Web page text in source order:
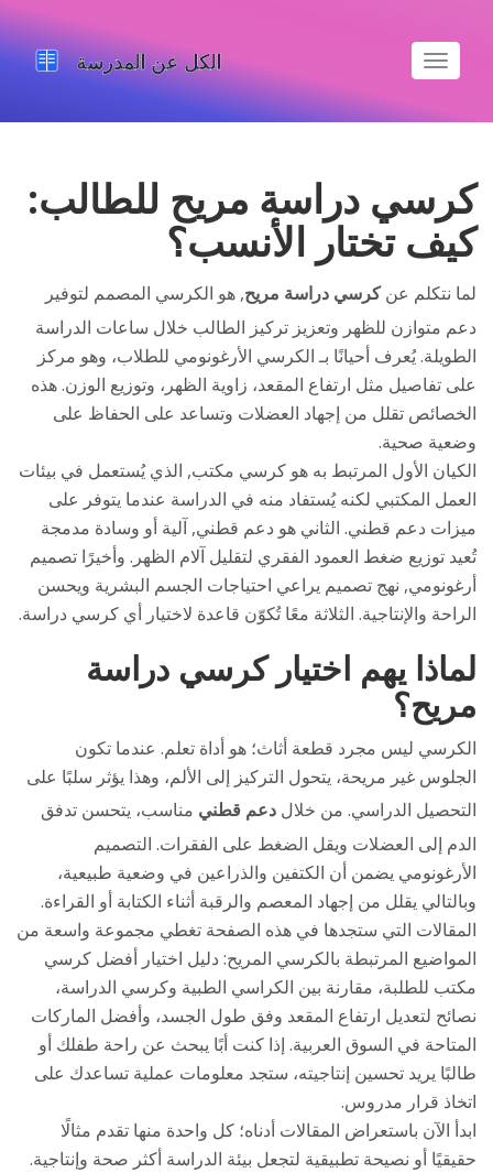
تبديل
الملاحة
كرسي دراسة مريح للطالب:
كيف تختار الأنسب؟
لما نتكلم عنكرسي دراسة مريح, هو الكرسي المصمم لتوفير
دعم متوازن للظهر وتعزيز تركيز الطالب خلال ساعات الدراسة
الطويلة. يُعرف أحيانًا بـالكرسي الأرغونومي للطلاب، وهو مركز
على تفاصيل مثل ارتفاع المقعد، زاوية الظهر، وتوزيع الوزن. هذه
الخصائص تقلل من إجهاد العضلات وتساعد على الحفاظ على
وضعية صحية.
الكيان الأول المرتبط به هو كرسي مكتب, الذي يُستعمل في بيئات
العمل المكتبي لكنه يُستفاد منه في الدراسة عندما يتوفر على
ميزات دعم قطني. الثاني هو دعم قطني, آلية أو وسادة مدمجة
تُعيد توزيع ضغط العمود الفقري لتقليل آلام الظهر . وأخيرًا تصميم
أرغونومي, نهج تصميم يراعي احتياجات الجسم البشرية ويحسن
الراحة والإنتاجية. الثلاثة معًا تُكوّن قاعدة لاختيار أي كرسي دراسة.
لماذا يهم اختيار كرسي دراسة
مريح؟
الكرسي ليس مجرد قطعة أثاث؛ هو أداة تعلم. عندما تكون
الجلوس غير مريحة، يتحول التركيز إلى الألم، وهذا يؤثر سلبًا على
التحصيل الدراسي. من خلال دعم قطني مناسب، يتحسن تدفق
الدم إلى العضلات ويقل الضغط على الفقرات. التصميم
الأرغونومي يضمن أن الكتفين والذراعين في وضعية طبيعية،
وبالتالي يقلل من إجهاد المعصم والرقبة أثناء الكتابة أو القراءة.
المقالات التي ستجدها في هذه الصفحة تغطي مجموعة واسعة من
المواضيع المرتبطة بالكرسي المريح: دليل اختيار أفضل كرسي
مكتب للطلبة، مقارنة بين الكراسي الطبية وكرسي الدراسة،
نصائح لتعديل ارتفاع المقعد وفق طول الجسد، وأفضل الماركات
المتاحة في السوق العربية. إذا كنت أبًا يبحث عن راحة طفلك أو
طالبًا يريد تحسين إنتاجيته، ستجد معلومات عملية تساعدك على
اتخاذ قرار مدروس.
ابدأ الآن باستعراض المقالات أدناه؛ كل واحدة منها تقدم مثالًا
حقيقيًا أو نصيحة تطبيقية لتجعل بيئة الدراسة أكثر صحة وإنتاجية.